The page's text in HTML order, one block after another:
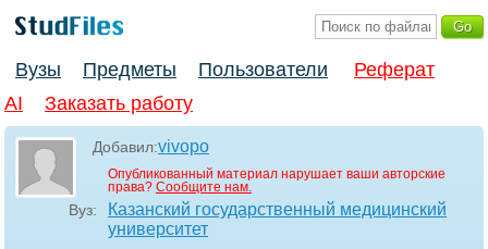
Вузы Предметы Пользователи
Реферат
AI
Заказать работу
Добавил:vivopo
Опубликованный материал нарушает ваши авторские
права? Сообщите нам.
Вуз:
Казанский государственный медицинский
университет